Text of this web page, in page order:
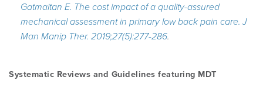
Gatmaitan E. The cost impact of a quality-assured
mechanical assessment in primary low back pain care. J
Man Manip Ther. 2019;27(5):277-286.
Systematic Reviews and Guidelines featuring MDT